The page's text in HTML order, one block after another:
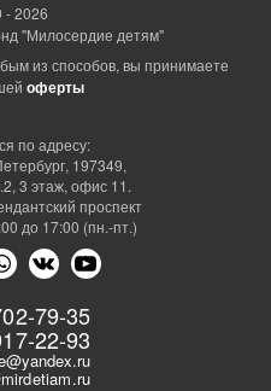
- 2026
"Милосердие детям"
из способов, вы принимаете
оферты
79-35
22-93
по адресу:
197349,
3 этаж, офис 11.
проспект
до 17:00 (пн.-пт.)